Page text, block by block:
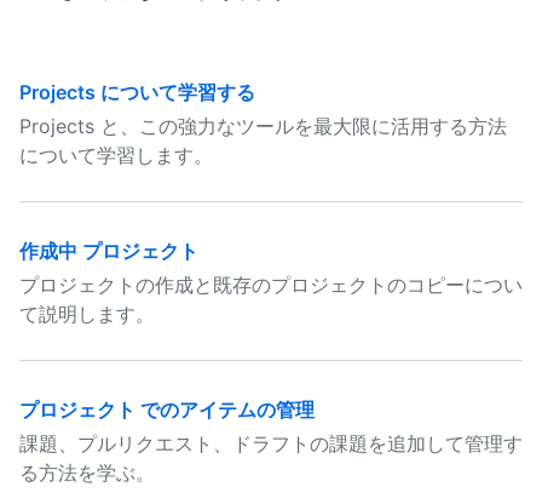
Projects について学習する
Projects と、この強力なツールを最大限に活用する方法
について学習します。
作成中 プロジェクト
プロジェクトの作成と既存のプロジェクトのコピーについ
て説明します。
プロジェクト でのアイテムの管理
課題、プルリクエスト、ドラフトの課題を追加して管理す
る方法を学ぶ。